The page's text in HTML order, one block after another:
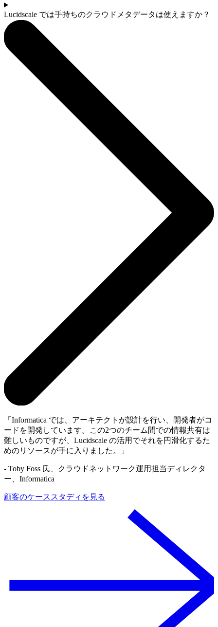
Lucidscale では手持ちのクラウドメタデータは使えますか？
Informatica では、アーキテクトが設計を行い、開発者がコ
ードを開発しています。この2つのチーム間での情報共有は
難しいものですが、Lucidscale の活用でそれを円滑化するた
めのリソースが手に入りました。
- Toby Foss 氏、クラウドネットワーク運用担当ディレクタ
ー、Informatica
顧客のケーススタディを見る